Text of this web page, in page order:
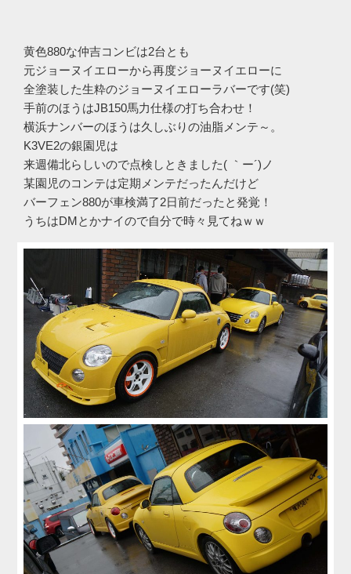
黄色880な仲吉コンビは2台とも
元ジョーヌイエローから再度ジョーヌイエローに
全塗装した生粋のジョーヌイエローラバーです(笑)
手前のほうはJB150馬力仕様の打ち合わせ！
横浜ナンバーのほうは久しぶりの油脂メンテ～。
K3VE2の銀園児は
来週備北らしいので点検しときました( ｀ー´)ノ
某園児のコンテは定期メンテだったんだけど
バーフェン880が車検満了2日前だったと発覚！
うちはDMとかナイので自分で時々見てねｗｗ